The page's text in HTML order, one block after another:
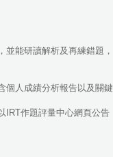
能研讀解析及再練錯題，
人成績分析報告以及關鍵
IRT作題評量中心網頁公告